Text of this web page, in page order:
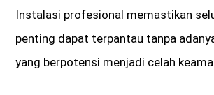
Instalasi profesional memastikan
penting dapat terpantau tanpa
yang berpotensi menjadi celah